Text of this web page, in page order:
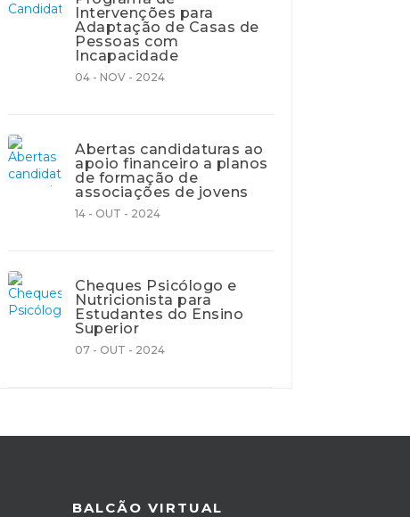
Intervenções para
Adaptação de Casas de
Pessoas com
Incapacidade
04 - NOV - 2024
Abertas candidaturas ao
apoio financeiro a planos
de formação de
associações de jovens
14 - OUT - 2024
Cheques Psicólogo e
Nutricionista para
Estudantes do Ensino
Superior
07 - OUT - 2024
BALCÃO VIRTUAL